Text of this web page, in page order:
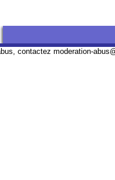
contactez moderation-